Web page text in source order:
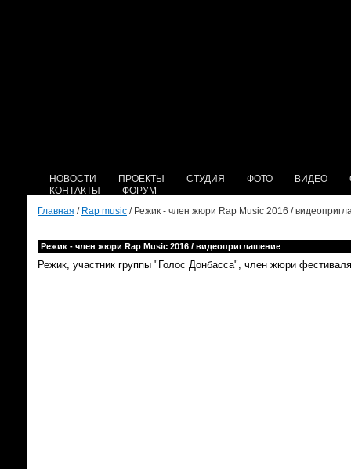
НОВОСТИ ПРОЕКТЫ СТУДИЯ ФОТО ВИДЕО
КОНТАКТЫ
ФОРУМ
Главная / Rap music / Режик - член жюри Rap Music 2016 /
Режик - член жюри Rap Music 2016 / видеоприглашение
Режик, участник группы "Голос Донбасса", член жюри